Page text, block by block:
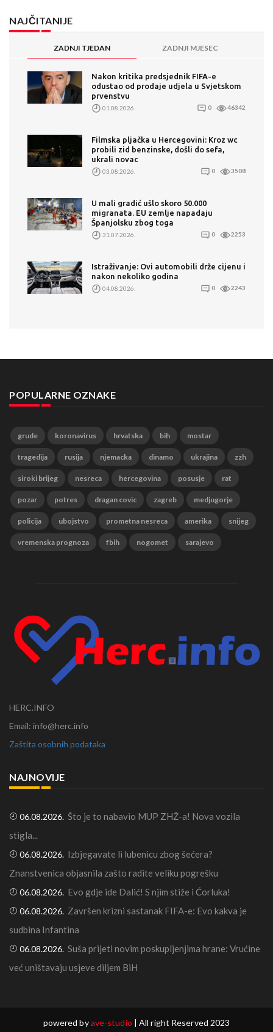
NAJČITANIJE
ZADNJI TJEDAN ZADNJI MJESEC
Nakon kritika predsjednik FIFA-e
odustao od prodaje udjela u Svjetskom
prvenstvu
01.08.2026. 0 46342
Filmska pljačka u Hercegovini: Kroz wc
probili zid benzinske, došli do sefa,
ukrali novac
03.08.2026. 0 3508
U mali gradić ušlo skoro 50.000
migranata. EU zemlje napadaju
Španjolsku zbog toga
31.07.2026. 0 2253
Istraživanje: Ovi automobili drže cijenu i
nakon nekoliko godina
04.08.2026. 0 2243
POPULARNE OZNAKE
grude koronavirus hrvatska bih mostar
tragedija rusija njemacka dinamo ukrajina zzh
siroki brijeg nesreca hercegovina posusje rat
pozar potres dragan covic zagreb medjugorje
policija ubojstvo prometna nesreca amerika snijeg
vremenska prognoza fbih nogomet sarajevo
HERC.INFO
Email: info@herc.info
Zaštita osobnih podataka
NAJNOVIJE
06.08.2026. Što je to nabavio MUP ZHŽ-a! Nova vozila
stigla...
06.08.2026. Izbjegavate li lubenicu zbog šećera?
Znanstvenica objasnila zašto radite veliku pogrešku
06.08.2026. Evo gdje ide Dalić! S njim stiže i Ćorluka!
06.08.2026. Završen krizni sastanak FIFA-e: Evo kakva je
sudbina Infantina
06.08.2026. Suša prijeti novim poskupljenjima hrane: Vrućine
već uništavaju usjeve diljem BiH
powered byave-studio | All right Reserved 2023